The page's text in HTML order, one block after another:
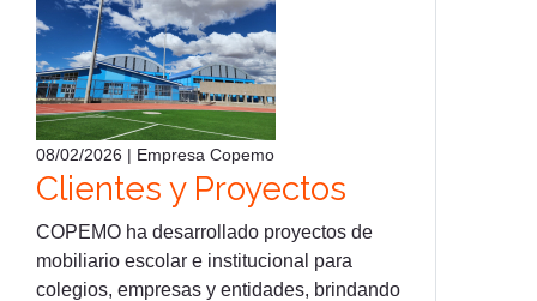
08/02/2026 | Empresa Copemo
Clientes y Proyectos
COPEMO ha desarrollado proyectos de
mobiliario escolar e institucional para
colegios, empresas y entidades, brindando